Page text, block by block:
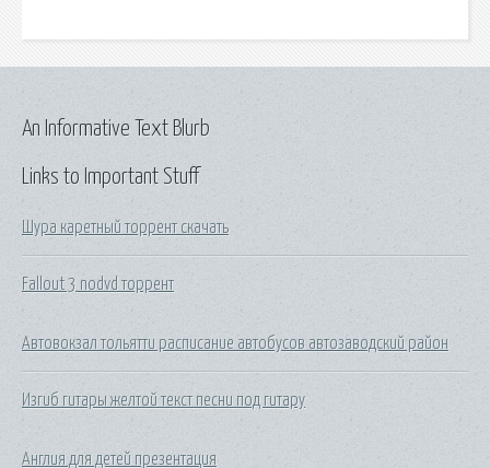
Links to Important Stuff
Шура каретный торрент скачать
Fallout 3 nodvd торрент
Автовокзал тольятти расписание автобусов автозаводский район
Изгиб гитары желтой текст песни под гитару
Англия для детей презентация
An Informative Text Blurb